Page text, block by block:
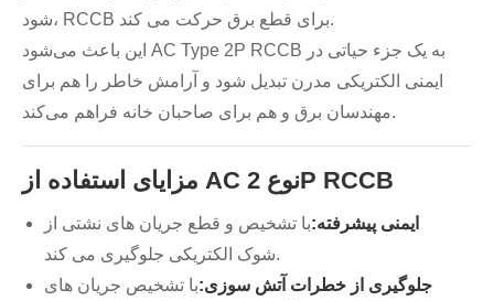
شود، RCCB برای قطع برق حرکت می کند.
این باعث می‌شود AC Type 2P RCCB به یک جزء حیاتی در
ایمنی الکتریکی مدرن تبدیل شود و آرامش خاطر را هم برای
مهندسان برق و هم برای صاحبان خانه فراهم می‌کند.
مزایای استفاده از AC نوع 2P RCCB
ایمنی پیشرفته:با تشخیص و قطع جریان های نشتی از
شوک الکتریکی جلوگیری می کند.
جلوگیری از خطرات آتش سوزی:با تشخیص جریان های